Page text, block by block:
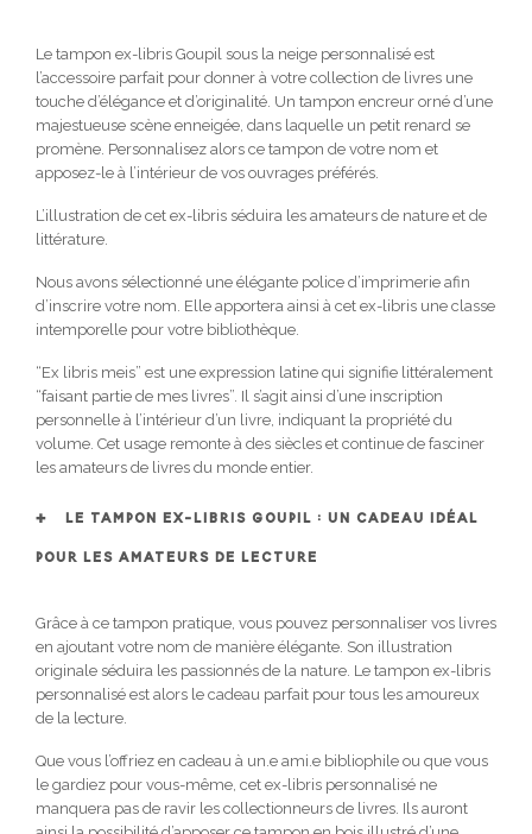
Le tampon ex-libris Goupil sous la neige personnalisé est
l’accessoire parfait pour donner à votre collection de livres une
touche d’élégance et d’originalité. Un tampon encreur orné d’une
majestueuse scène enneigée, dans laquelle un petit renard se
promène. Personnalisez alors ce tampon de votre nom et
apposez-le à l’intérieur de vos ouvrages préférés.
L’illustration de cet ex-libris séduira les amateurs de nature et de
littérature.
Nous avons sélectionné une élégante police d’imprimerie afin
d’inscrire votre nom. Elle apportera ainsi à cet ex-libris une classe
intemporelle pour votre bibliothèque.
“Ex libris meis” est une expression latine qui signifie littéralement
“faisant partie de mes livres”. Il s’agit ainsi d’une inscription
personnelle à l’intérieur d’un livre, indiquant la propriété du
volume. Cet usage remonte à des siècles et continue de fasciner
les amateurs de livres du monde entier.
LE TAMPON EX-LIBRIS GOUPIL : UN CADEAU IDÉAL
POUR LES AMATEURS DE LECTURE
Grâce à ce tampon pratique, vous pouvez personnaliser vos livres
en ajoutant votre nom de manière élégante. Son illustration
originale séduira les passionnés de la nature. Le tampon ex-libris
personnalisé est alors le cadeau parfait pour tous les amoureux
de la lecture.
Que vous l’offriez en cadeau à un.e ami.e bibliophile ou que vous
le gardiez pour vous-même, cet ex-libris personnalisé ne
manquera pas de ravir les collectionneurs de livres. Ils auront